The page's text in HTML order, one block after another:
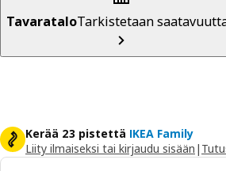
TavarataloTarkistetaan
Kerää 23 pistettä IKEA Family
Liity ilmaiseksi tai kirjaudu sisään |